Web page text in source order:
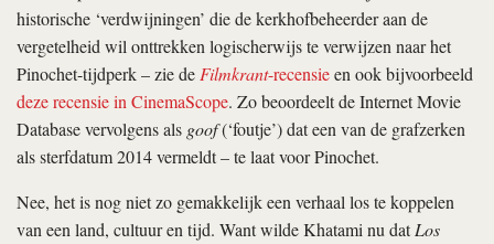
historische ‘verdwijningen’ die de kerkhofbeheerder aan de
vergetelheid wil onttrekken logischerwijs te verwijzen naar het
Pinochet-tijdperk – zie deFilmkrant-recensieen ook bijvoorbeeld
deze recensie in CinemaScope. Zo beoordeelt de Internet Movie
Database vervolgens als goof(‘foutje’) dat een van de grafzerken
als sterfdatum 2014 vermeldt – te laat voor Pinochet.
Nee, het is nog niet zo gemakkelijk een verhaal los te koppelen
van een land, cultuur en tijd. Want wilde Khatami nu datLos